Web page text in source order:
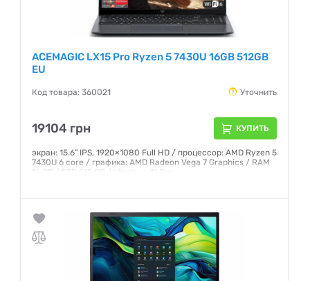
ACEMAGIC LX15 Pro Ryzen 5 7430U 16GB 512GB
EU
Код товара: 360021 Уточнить
19104 грн КУПИТЬ
экран: 15.6" IPS, 1920×1080 Full HD / процессор: AMD Ryzen 5
7430U 6 core / графика: AMD Radeon Vega 7 Graphics / RAM
16 GB / SSD 512 GB / Windows 11 Pro